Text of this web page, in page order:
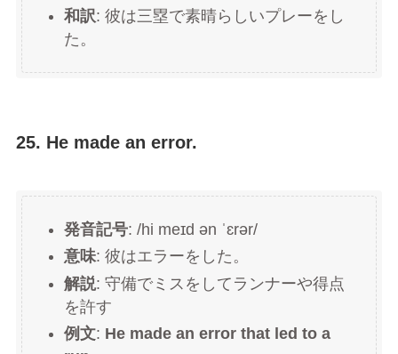
和訳: 彼は三塁で素晴らしいプレーをし
た。
25. He made an error.
発音記号: /hi meɪd ən ˈɛrər/
意味: 彼はエラーをした。
解説: 守備でミスをしてランナーや得点
を許す
例文: He made an error that led to a